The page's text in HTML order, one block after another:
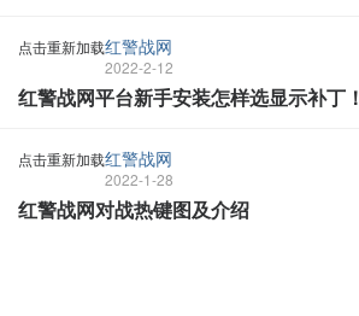
点击重新加载红警战网
2022-2-12
红警战网平台新手安装怎样选显示补丁！
点击重新加载红警战网
2022-1-28
红警战网对战热键图及介绍